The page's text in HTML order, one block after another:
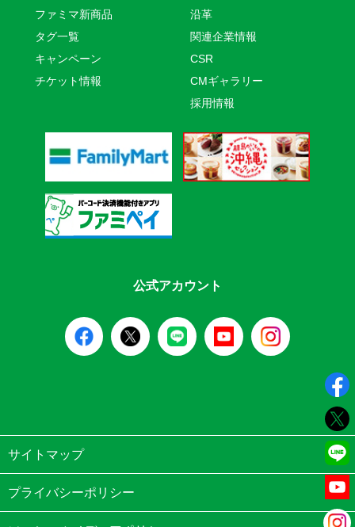
ファミマ新商品
タグ一覧
キャンペーン
チケット情報
沿革
関連企業情報
CSR
CMギャラリー
採用情報
公式アカウント
サイトマップ
プライバシーポリシー